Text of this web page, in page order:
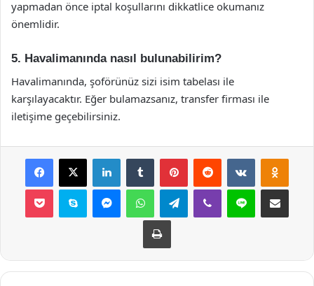
yapmadan önce iptal koşullarını dikkatlice okumanız
önemlidir.
5. Havalimanında nasıl bulunabilirim?
Havalimanında, şoförünüz sizi isim tabelası ile
karşılayacaktır. Eğer bulamazsanız, transfer firması ile
iletişime geçebilirsiniz.
Facebook
X LinkedInTumblr PinterestReddit VKontakte
Pocket Skype MessengerWhatsAppTelegramViber Line E-Posta ile
Yazdır